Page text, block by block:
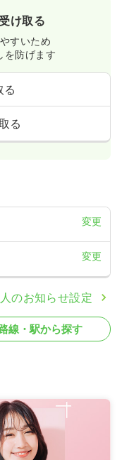
け取る
すいため
を防げます
る
る
変更
変更
のお知らせ設定
線・駅から探す